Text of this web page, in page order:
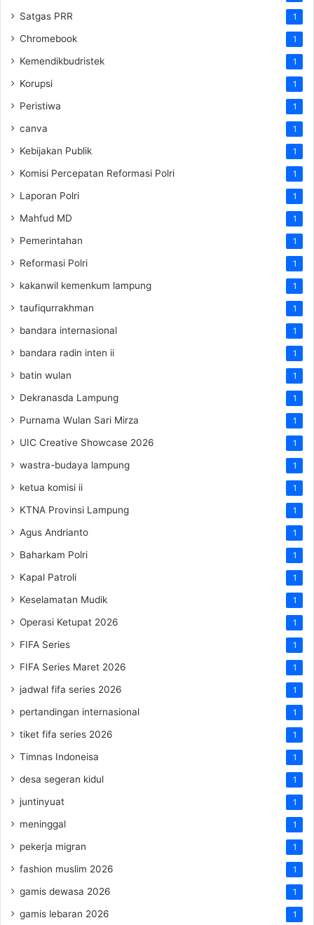
Satgas PRR 1
Chromebook 1
Kemendikbudristek 1
Korupsi 1
Peristiwa 1
canva 1
Kebijakan Publik 1
Komisi Percepatan Reformasi Polri 1
Laporan Polri 1
Mahfud MD 1
Pemerintahan 1
Reformasi Polri 1
kakanwil kemenkum lampung 1
taufiqurrakhman 1
bandara internasional 1
bandara radin inten ii 1
batin wulan 1
Dekranasda Lampung 1
Purnama Wulan Sari Mirza 1
UIC Creative Showcase 2026 1
wastra-budaya lampung 1
ketua komisi ii 1
KTNA Provinsi Lampung 1
Agus Andrianto 1
Baharkam Polri 1
Kapal Patroli 1
Keselamatan Mudik 1
Operasi Ketupat 2026 1
FIFA Series 1
FIFA Series Maret 2026 1
jadwal fifa series 2026 1
pertandingan internasional 1
tiket fifa series 2026 1
Timnas Indoneisa 1
desa segeran kidul 1
juntinyuat 1
meninggal 1
pekerja migran 1
fashion muslim 2026 1
gamis dewasa 2026 1
gamis lebaran 2026 1